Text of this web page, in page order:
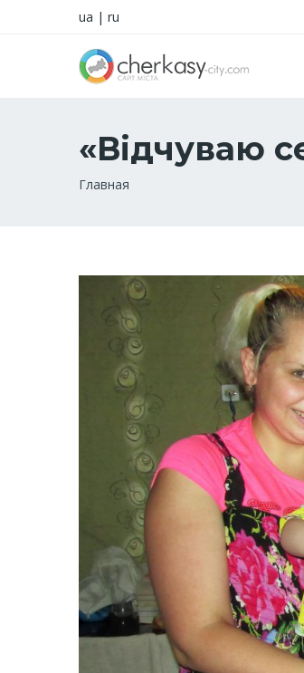
ua | ru
«Відчуваю
Строка
Главная